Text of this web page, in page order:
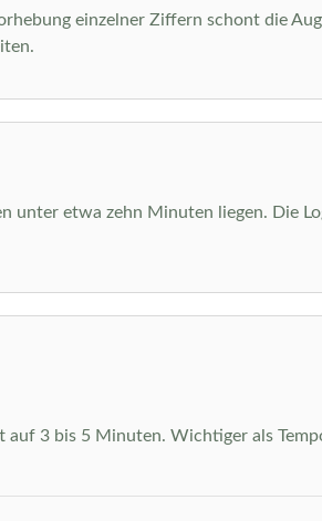
einzelner Ziffern schont die
unter etwa zehn Minuten liegen. Die
3 bis 5 Minuten. Wichtiger als